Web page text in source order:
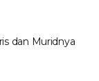
dan Muridnya